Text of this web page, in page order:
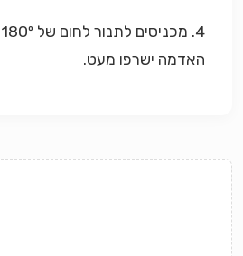
האדמה ישרפו מעט.